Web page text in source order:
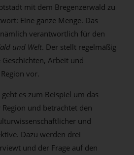
mit dem Bregenzerwald zu
Eine ganze Menge. Das
verantwortlich für den
und Welt. Der stellt regelmäßig
Arbeit und
vor.
es zum Beispiel um das
und betrachtet den
und
Dazu werden drei
und der Frage auf den